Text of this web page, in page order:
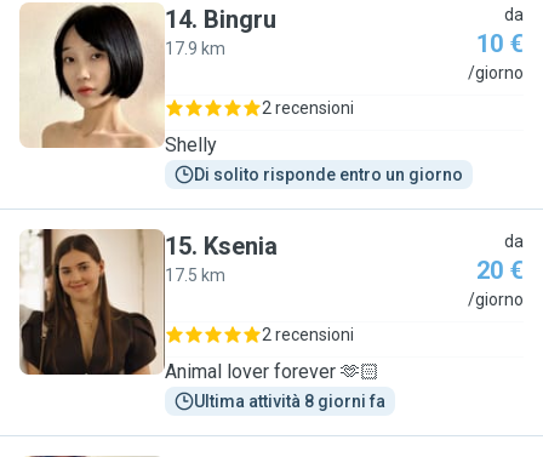
B
14. Bingru
17.9 km
da
10 €
/giorno
2 recensioni
Shelly
Di solito risponde entro un giorno
K
15. Ksenia
17.5 km
da
20 €
/giorno
2 recensioni
Animal lover forever 🫶🏻
Ultima attività 8 giorni fa